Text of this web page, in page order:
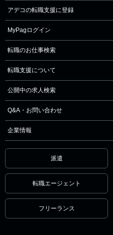
アデコの転職支援に登録
MyPagログイン
転職のお仕事検索
転職支援について
公開中の求人検索
Q&A・お問い合わせ
企業情報
派遣
転職エージェント
フリーランス